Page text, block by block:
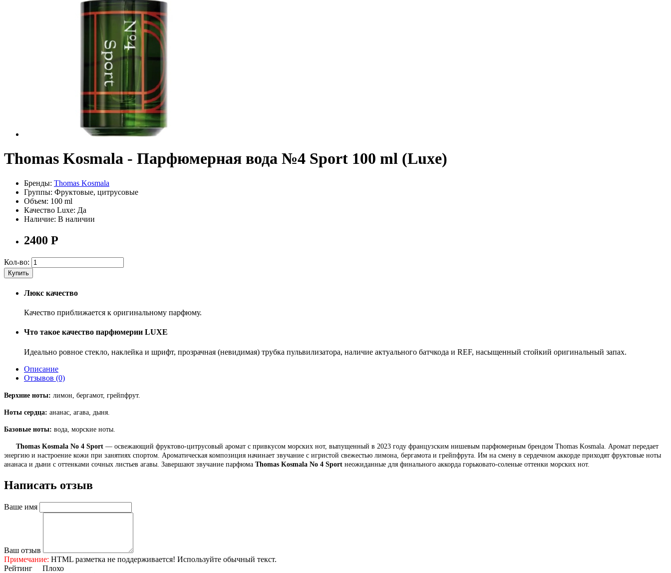
Thomas Kosmala - Парфюмерная вода №4 Sport 100 ml (Luxe)
Бренды: Thomas Kosmala
Группы: Фруктовые, цитрусовые
Объем: 100 ml
Качество Luxe: Да
Наличие: В наличии
2400 Р
Кол-во:
Купить
Люкс качество
Качество приближается к оригинальному парфюму.
Что такое качество парфюмерии LUXE
Идеально ровное стекло, наклейка и шрифт, прозрачная (невидимая) трубка пульвилизатора, наличие актуального батчкода и REF, насыщенный стойкий оригинальный запах.
Описание
Отзывов (0)
Верхние ноты: лимон, бергамот, грейпфрут.
Ноты сердца: ананас, агава, дыня.
Базовые ноты: вода, морские ноты.
Thomas Kosmala No 4 Sport — освежающий фруктово-цитрусовый аромат с привкусом морских нот, выпущенный в 2023 году французским нишевым парфюмерным брендом Thomas Kosmala. Аромат передает
энергию и настроение кожи при занятиях спортом. Ароматическая композиция начинает звучание с игристой свежестью лимона, бергамота и грейпфрута. Им на смену в сердечном аккорде приходят фруктовые ноты
ананаса и дыни с оттенками сочных листьев агавы. Завершают звучание парфюма Thomas Kosmala No 4 Sport неожиданные для финального аккорда горьковато-соленые оттенки морских нот.
Написать отзыв
Ваше имя
Ваш отзыв
Примечание: HTML разметка не поддерживается! Используйте обычный текст.
Рейтинг Плохо